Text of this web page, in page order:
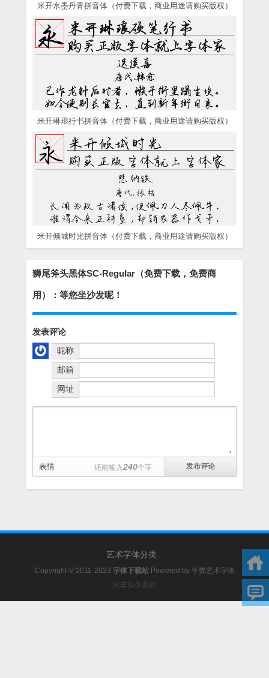
米开水墨丹青拼音体（付费下载，商业用途请购买版权）
米开琳琅行书拼音体（付费下载，商业用途请购买版权）
米开倾城时光拼音体（付费下载，商业用途请购买版权）
狮尾斧头黑体SC-Regular（免费下载，免费商
用）：等您坐沙发呢！
发表评论
昵称
邮箱
网址
表情 还能输入240个字
艺术字体分类
Copyright © 2011-2023 字体下载站 Powered by 牛粪艺术字体
火车头伪原创